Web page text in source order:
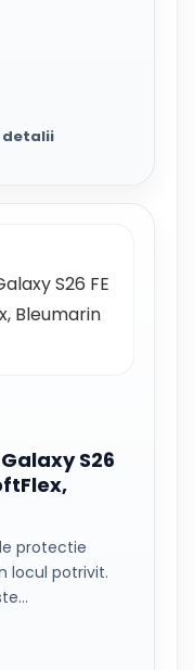
detalii
S26
protectie
locul potrivit.